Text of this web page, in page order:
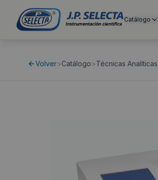
Catálogo
Volver>Catálogo>Técnicas Analíticas